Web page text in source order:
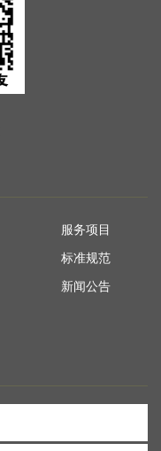
服务项目
标准规范
新闻公告